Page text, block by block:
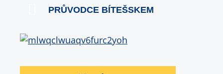
PRŮVODCE BÍTEŠSKEM